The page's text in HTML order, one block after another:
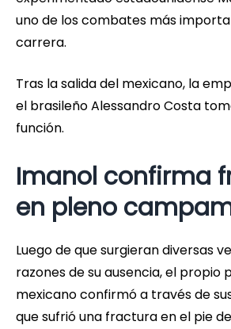
uno de los combates más
carrera.
Tras la salida del mexicano, la
el brasileño Alessandro Costa
función.
Imanol confirma
en pleno
Luego de que surgieran diversas
razones de su ausencia, el propio
mexicano confirmó a través de
que sufrió una fractura en el pie